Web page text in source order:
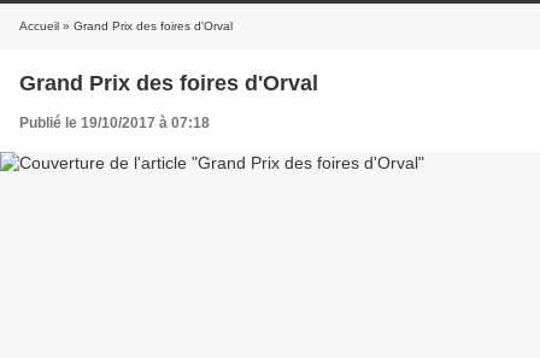
Accueil » Grand Prix des foires d'Orval
Grand Prix des foires d'Orval
Publié le 19/10/2017 à 07:18